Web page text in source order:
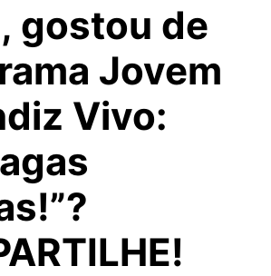
gostou de
Jovem
Vivo: